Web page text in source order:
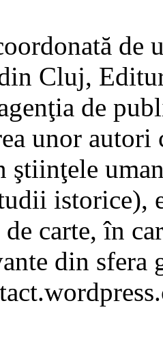
de
Cluj,
de
unor
ştiinţele
istorice),
carte, în
din